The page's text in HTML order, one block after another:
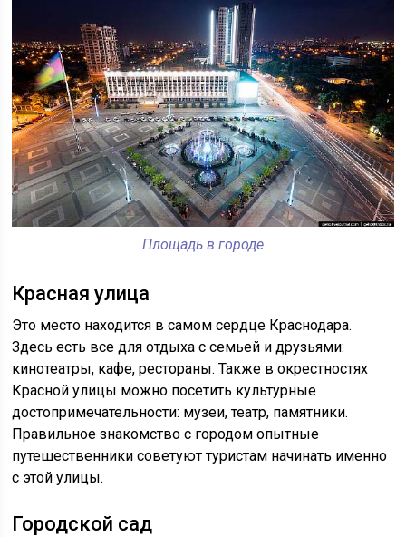
Площадь в городе
Красная улица
Это место находится в самом сердце Краснодара.
Здесь есть все для отдыха с семьей и друзьями:
кинотеатры, кафе, рестораны. Также в окрестностях
Красной улицы можно посетить культурные
достопримечательности: музеи, театр, памятники.
Правильное знакомство с городом опытные
путешественники советуют туристам начинать именно
с этой улицы.
Городской сад